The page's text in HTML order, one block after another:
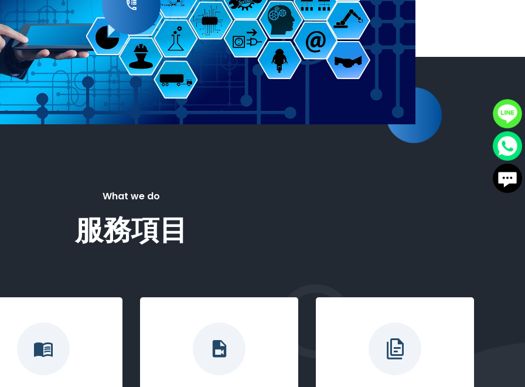
What we do
服務項目